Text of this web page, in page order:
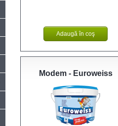
Modem - Euroweiss